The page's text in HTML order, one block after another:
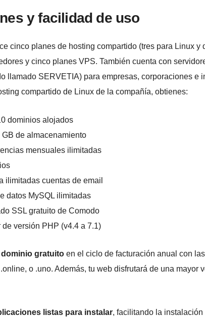
y facilidad de uso
cinco planes de hosting compartido (tres para Linux
y cinco planes VPS. También cuenta con
llamado SERVETIA) para empresas, corporaciones e
compartido de Linux de la compañía, obtienes:
dominios alojados
GB de almacenamiento
mensuales ilimitadas
ilimitadas cuentas de email
datos MySQL ilimitadas
SSL gratuito de Comodo
de versión PHP (v4.4 a 7.1)
dominio gratuito en el ciclo de facturación anual con
o .uno. Además, tu web disfrutará de una mayor
listas para instalar, facilitando la